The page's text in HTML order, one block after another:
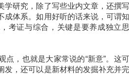
学研究，除了写些业内文章，还撰写
成体系。如用好听的话来说，可谓知
考证与综合，关键是要养成独立思
，也就是大家常说的“新意”。这可
发，还可以是新材料的发掘补充并完